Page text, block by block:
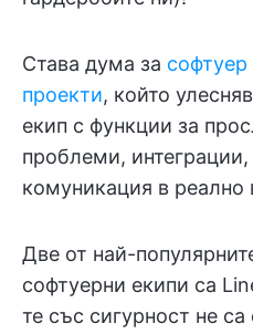
Става дума за софтуер
проекти, който
екип с функции за
проблеми,
комуникация в реално
Две от най-
софтуерни екипи са
те със сигурност не